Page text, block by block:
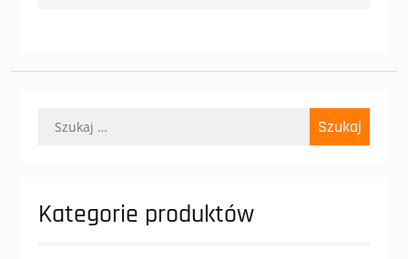
Kategorie produktów